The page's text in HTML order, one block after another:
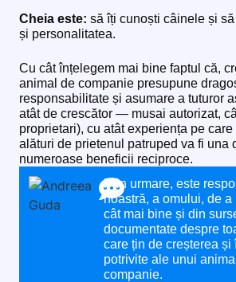
Cheia este: să îți cunoști câinele și să
și personalitatea.
Cu cât înțelegem mai bine faptul că,
animal de companie presupune
responsabilitate și asumare a tuturor
atât de crescător — musai autorizat,
proprietari), cu atât experiența pe
alături de prietenul patruped va fi una
numeroase beneficii reciproce.
Prin urmare, este
noastră, a omului, de a
cât mai bine și din
documentate despre
care țin de creșterea și
potrivite ale unui
companie.